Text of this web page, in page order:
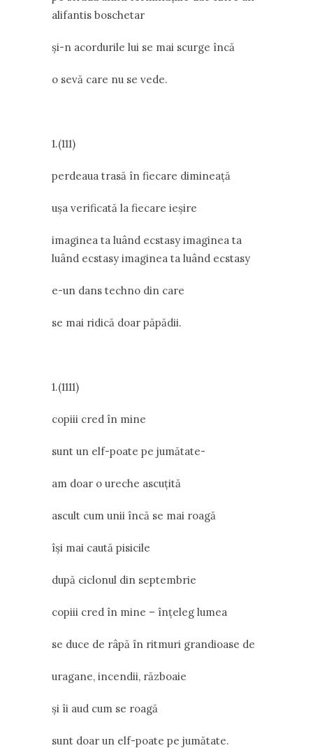
alifantis boschetar
și-n acordurile lui se mai scurge încă
o sevă care nu se vede.
1.(111)
perdeaua trasă în fiecare dimineață
ușa verificată la fiecare ieșire
imaginea ta luând ecstasy imaginea ta
luând ecstasy imaginea ta luând ecstasy
e-un dans techno din care
se mai ridică doar păpădii.
1.(1111)
copiii cred în mine
sunt un elf-poate pe jumătate-
am doar o ureche ascuțită
ascult cum unii încă se mai roagă
își mai caută pisicile
după ciclonul din septembrie
copiii cred în mine – înțeleg lumea
se duce de râpă în ritmuri grandioase de
uragane, incendii, războaie
și îi aud cum se roagă
sunt doar un elf-poate pe jumătate.